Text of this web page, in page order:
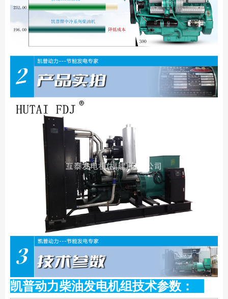
凯普动力柴油发电机组技术参数：